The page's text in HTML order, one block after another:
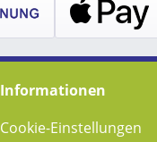
Informationen
Cookie-Einstellungen